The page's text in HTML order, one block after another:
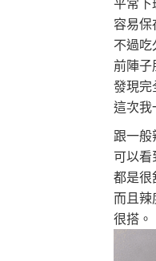
容易
不過
前陣子
發現完
這次我
跟一般
可以
都是很
而且辣
很搭。